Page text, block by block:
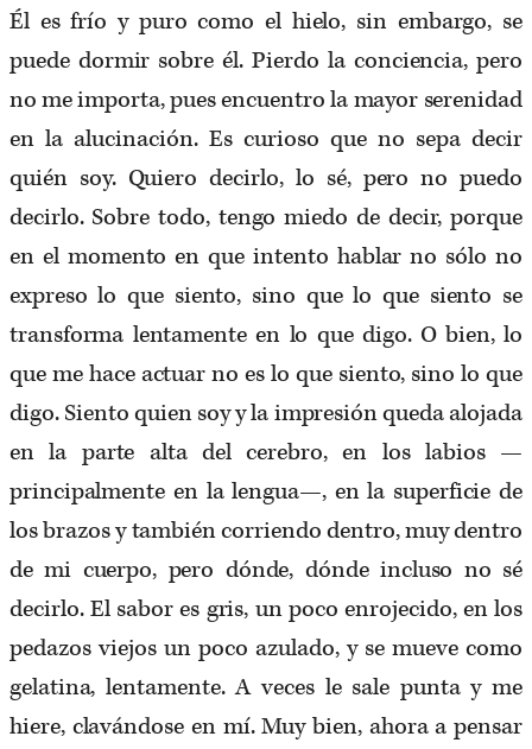
Él es frío y puro como el hielo, sin embargo, se
puede dormir sobre él. Pierdo la conciencia, pero
no me importa, pues encuentro la mayor serenidad
en la alucinación. Es curioso que no sepa decir
quién soy. Quiero decirlo, lo sé, pero no puedo
decirlo. Sobre todo, tengo miedo de decir, porque
en el momento en que intento hablar no sólo no
expreso lo que siento, sino que lo que siento se
transforma lentamente en lo que digo. O bien, lo
que me hace actuar no es lo que siento, sino lo que
digo. Siento quien soy y la impresión queda alojada
en la parte alta del cerebro, en los labios —
principalmente en la lengua—, en la superficie de
los brazos y también corriendo dentro, muy dentro
de mi cuerpo, pero dónde, dónde incluso no sé
decirlo. El sabor es gris, un poco enrojecido, en los
pedazos viejos un poco azulado, y se mueve como
gelatina, lentamente. A veces le sale punta y me
hiere, clavándose en mí. Muy bien, ahora a pensar